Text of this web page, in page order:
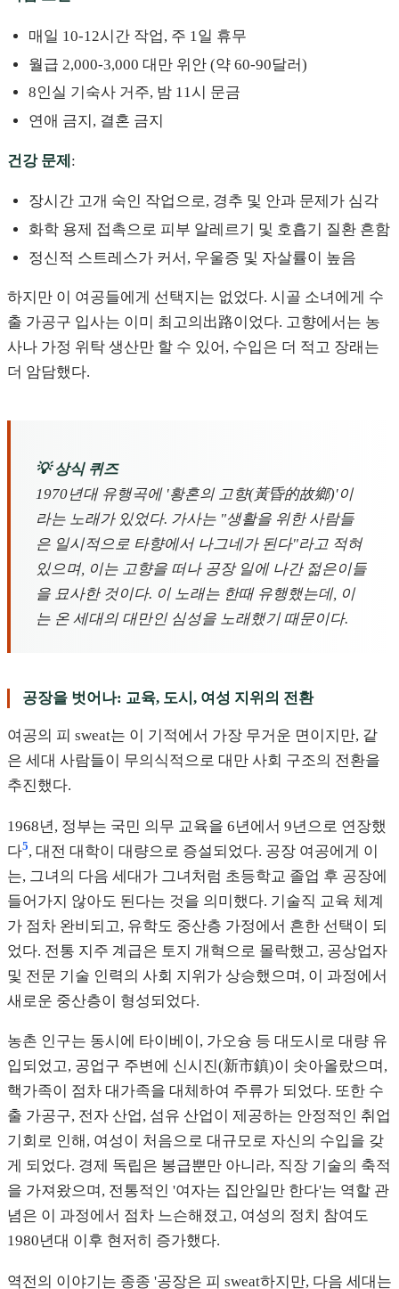
매일 10-12시간 작업, 주 1일 휴무
월급 2,000-3,000 대만 위안 (약 60-90달러)
8인실 기숙사 거주, 밤 11시 문금
연애 금지, 결혼 금지
건강 문제 :
장시간 고개 숙인 작업으로, 경추 및 안과 문제가 심각
화학 용제 접촉으로 피부 알레르기 및 호흡기 질환 흔함
정신적 스트레스가 커서, 우울증 및 자살률이 높음
하지만 이 여공들에게 선택지는 없었다. 시골 소녀에게 수
출 가공구 입사는 이미 최고의出路이었다. 고향에서는 농
사나 가정 위탁 생산만 할 수 있어, 수입은 더 적고 장래는
더 암담했다.
💡 상식 퀴즈
1970년대 유행곡에 '황혼의 고향(黃昏的故鄉)'이
라는 노래가 있었다. 가사는 "생활을 위한 사람들
은 일시적으로 타향에서 나그네가 된다"라고 적혀
있으며, 이는 고향을 떠나 공장 일에 나간 젊은이들
을 묘사한 것이다. 이 노래는 한때 유행했는데, 이
는 온 세대의 대만인 심성을 노래했기 때문이다.
공장을 벗어나: 교육, 도시, 여성 지위의 전환
여공의 피 sweat는 이 기적에서 가장 무거운 면이지만, 같
은 세대 사람들이 무의식적으로 대만 사회 구조의 전환을
추진했다.
1968년, 정부는 국민 의무 교육을 6년에서 9년으로 연장했
다5, 대전 대학이 대량으로 증설되었다. 공장 여공에게 이
는, 그녀의 다음 세대가 그녀처럼 초등학교 졸업 후 공장에
들어가지 않아도 된다는 것을 의미했다. 기술직 교육 체계
가 점차 완비되고, 유학도 중산층 가정에서 흔한 선택이 되
었다. 전통 지주 계급은 토지 개혁으로 몰락했고, 공상업자
및 전문 기술 인력의 사회 지위가 상승했으며, 이 과정에서
새로운 중산층이 형성되었다.
농촌 인구는 동시에 타이베이, 가오슝 등 대도시로 대량 유
입되었고, 공업구 주변에 신시진(新市鎮)이 솟아올랐으며,
핵가족이 점차 대가족을 대체하여 주류가 되었다. 또한 수
출 가공구, 전자 산업, 섬유 산업이 제공하는 안정적인 취업
기회로 인해, 여성이 처음으로 대규모로 자신의 수입을 갖
게 되었다. 경제 독립은 봉급뿐만 아니라, 직장 기술의 축적
을 가져왔으며, 전통적인 '여자는 집안일만 한다'는 역할 관
념은 이 과정에서 점차 느슨해졌고, 여성의 정치 참여도
1980년대 이후 현저히 증가했다.
역전의 이야기는 종종 '공장은 피 sweat하지만, 다음 세대는